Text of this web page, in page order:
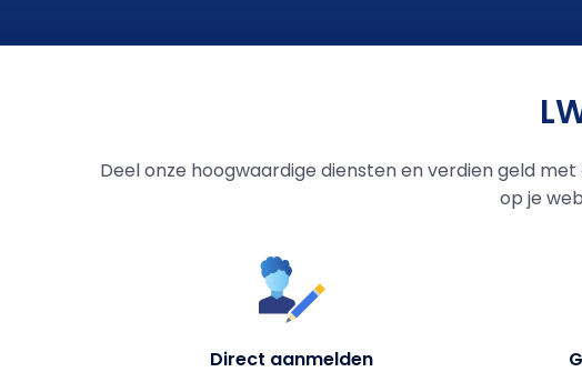
Deel onze hoogwaardige diensten en verdien geld
op je
Direct aanmelden